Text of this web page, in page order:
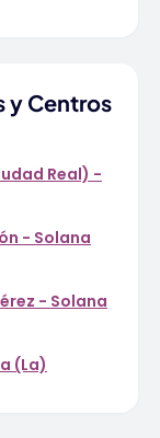
y Centros
Real) -
- Solana
- Solana
(La)